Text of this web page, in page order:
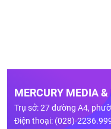
MERCURY MEDIA
Trụ sở: 27 đường A4,
Điện thoại: (028)-